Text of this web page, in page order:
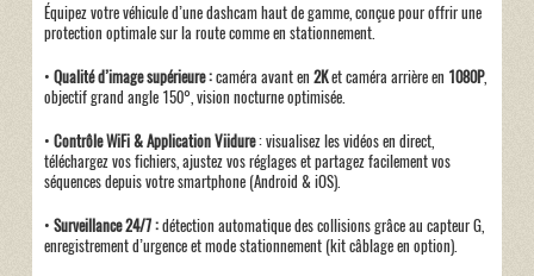
Équipez votre véhicule d’une dashcam haut de gamme, conçue pour offrir une
protection optimale sur la route comme en stationnement.
• Qualité d’image supérieure :caméra avant en 2Ket caméra arrière en 1080P,
objectif grand angle 150°, vision nocturne optimisée.
• Contrôle WiFi & Application Viidure: visualisez les vidéos en direct,
téléchargez vos fichiers, ajustez vos réglages et partagez facilement vos
séquences depuis votre smartphone (Android & iOS).
• Surveillance 24/7 :détection automatique des collisions grâce au capteur G,
enregistrement d’urgence et mode stationnement (kit câblage en option).